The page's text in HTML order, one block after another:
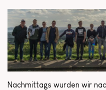
Nachmittags wurden wir